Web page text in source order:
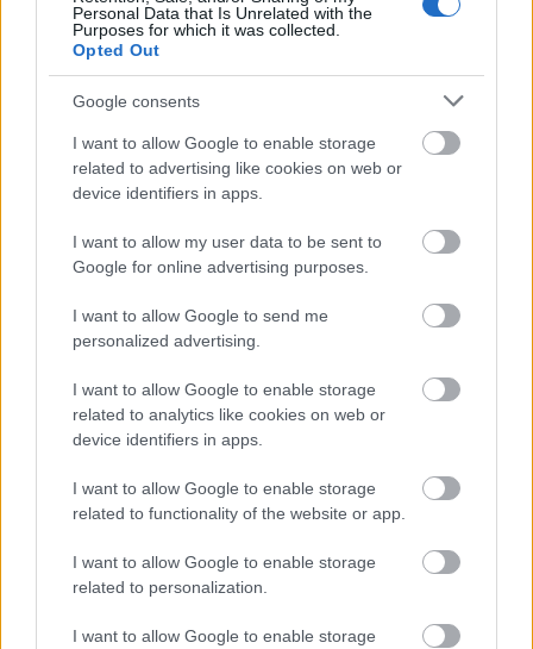
Personal Data that Is Unrelated with the
Purposes for which it was collected.
Opted Out
Google consents
I want to allow Google to enable storage
related to advertising like cookies on web or
device identifiers in apps.
I want to allow my user data to be sent to
Google for online advertising purposes.
I want to allow Google to send me
personalized advertising.
I want to allow Google to enable storage
related to analytics like cookies on web or
device identifiers in apps.
I want to allow Google to enable storage
related to functionality of the website or app.
I want to allow Google to enable storage
related to personalization.
I want to allow Google to enable storage
5 γραφικά ψαροχώρια της Ελλάδας που δεν έχετε
Πέρα από τη Λισαβόνα: 10 μαγευτικοί προορισμοί
Το καλά κρυμμένο μυστικό της Κρήτης: Το φαράγγι
των Αγίων και η μαγευτική παραλία στο Λιβυκό